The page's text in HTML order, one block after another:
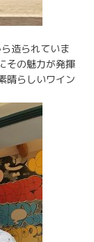
造られていま
その魅力が発揮
晴らしいワイン